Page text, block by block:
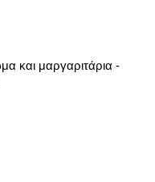
και μαργαριτάρια -